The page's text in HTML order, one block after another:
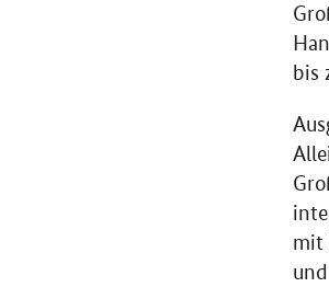
bis
mit